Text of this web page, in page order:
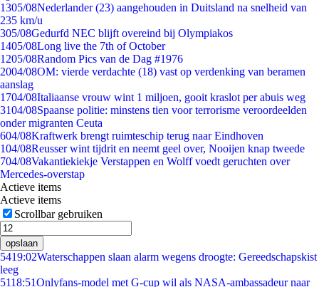
1305/08Nederlander (23) aangehouden in Duitsland na snelheid van
235 km/u
305/08Gedurfd NEC blijft overeind bij Olympiakos
1405/08Long live the 7th of October
1205/08Random Pics van de Dag #1976
2004/08OM: vierde verdachte (18) vast op verdenking van beramen
aanslag
1704/08Italiaanse vrouw wint 1 miljoen, gooit kraslot per abuis weg
3104/08Spaanse politie: minstens tien voor terrorisme veroordeelden
onder migranten Ceuta
604/08Kraftwerk brengt ruimteschip terug naar Eindhoven
104/08Reusser wint tijdrit en neemt geel over, Nooijen knap tweede
704/08Vakantiekiekje Verstappen en Wolff voedt geruchten over
Mercedes-overstap
Actieve items
Actieve items
Scrollbar gebruiken
opslaan
5419:02Waterschappen slaan alarm wegens droogte: Gereedschapskist
leeg
5118:51Onlyfans-model met G-cup wil als NASA-ambassadeur naar